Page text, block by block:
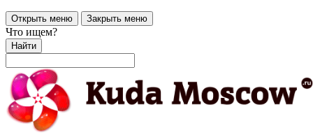
Открыть меню Закрыть меню
Что ищем?
Найти